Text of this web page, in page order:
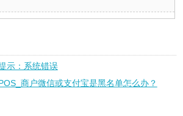
示：系统错误
商户微信或支付宝是黑名单怎么办？